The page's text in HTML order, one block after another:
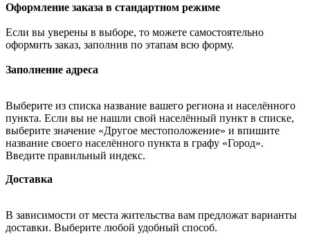
Оформление заказа в стандартном режиме
Если вы уверены в выборе, то можете самостоятельно
оформить заказ, заполнив по этапам всю форму.
Заполнение адреса
Выберите из списка название вашего региона и населённого
пункта. Если вы не нашли свой населённый пункт в списке,
выберите значение «Другое местоположение» и впишите
название своего населённого пункта в графу «Город».
Введите правильный индекс.
Доставка
В зависимости от места жительства вам предложат варианты
доставки. Выберите любой удобный способ.